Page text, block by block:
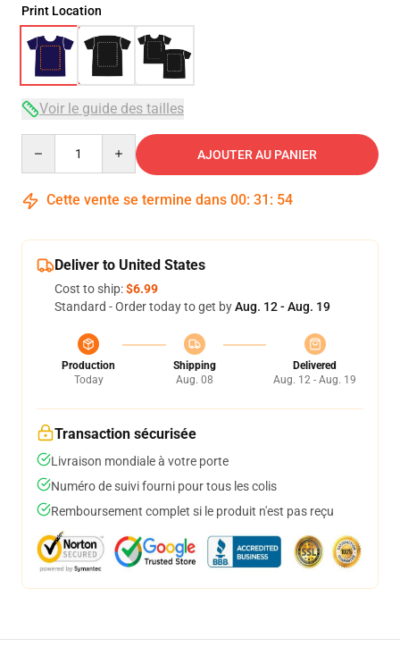
Print Location
Voir le guide des tailles
AJOUTER AU PANIER
Cette vente se termine dans 00: 31 : 54
Deliver to United States
Cost to ship:$6.99
Standard - Order today to get byAug. 12 - Aug. 19
Production
Today
Shipping
Aug. 08
Delivered
Aug. 12 - Aug. 19
Transaction sécurisée
Livraison mondiale à votre porte
Numéro de suivi fourni pour tous les colis
Remboursement complet si le produit n'est pas reçu